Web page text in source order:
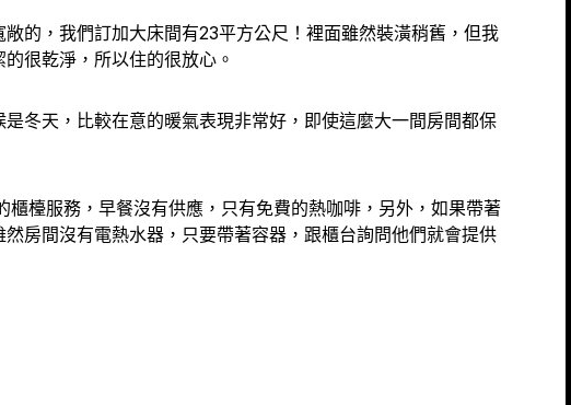
敞的，我們訂加大床間有23平方公尺！裡面雖然裝潢稍舊，但我
很乾淨，所以住的很放心。
是冬天，比較在意的暖氣表現非常好，即使這麼大一間房間都保
櫃檯服務，早餐沒有供應，只有免費的熱咖啡，另外，如果帶著
然房間沒有電熱水器，只要帶著容器，跟櫃台詢問他們就會提供